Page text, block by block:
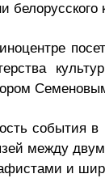
белорусского
события в
между
и